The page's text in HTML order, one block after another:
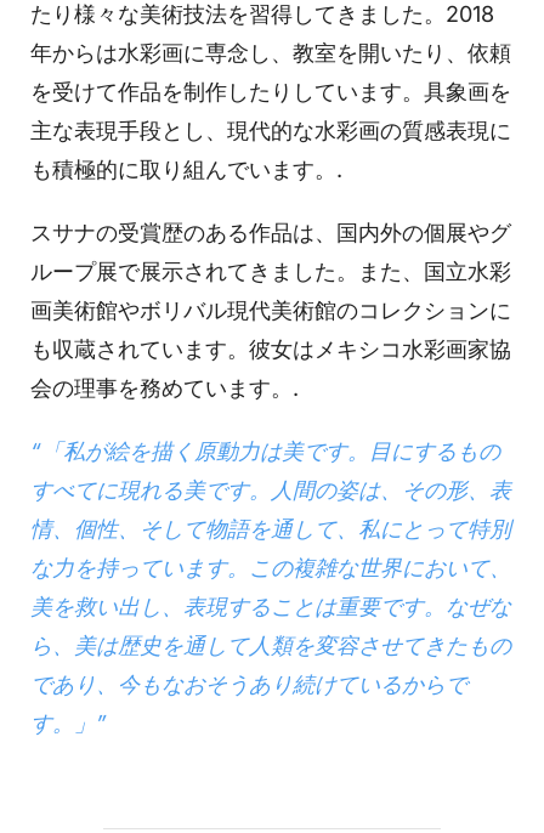
たり様々な美術技法を習得してきました。2018
年からは水彩画に専念し、教室を開いたり、依頼
を受けて作品を制作したりしています。具象画を
主な表現手段とし、現代的な水彩画の質感表現に
も積極的に取り組んでいます。.
スサナの受賞歴のある作品は、国内外の個展やグ
ループ展で展示されてきました。また、国立水彩
画美術館やボリバル現代美術館のコレクションに
も収蔵されています。彼女はメキシコ水彩画家協
会の理事を務めています。.
“「私が絵を描く原動力は美です。目にするもの
すべてに現れる美です。人間の姿は、その形、表
情、個性、そして物語を通して、私にとって特別
な力を持っています。この複雑な世界において、
美を救い出し、表現することは重要です。なぜな
ら、美は歴史を通して人類を変容させてきたもの
であり、今もなおそうあり続けているからで
す。」”